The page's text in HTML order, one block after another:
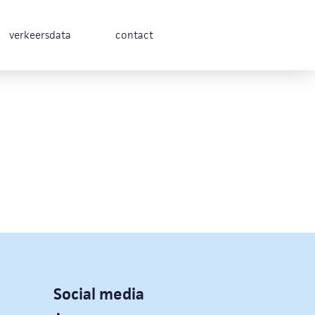
verkeersdata contact
Social media